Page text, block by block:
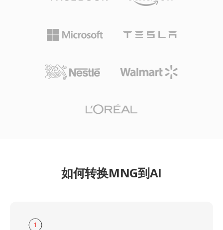
如何转换MNG到AI
1